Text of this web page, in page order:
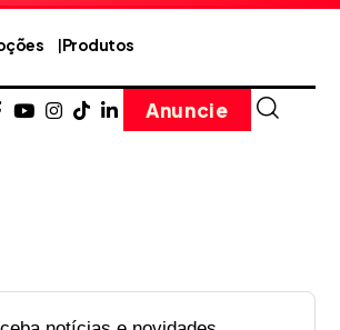
Produtos
Anuncie